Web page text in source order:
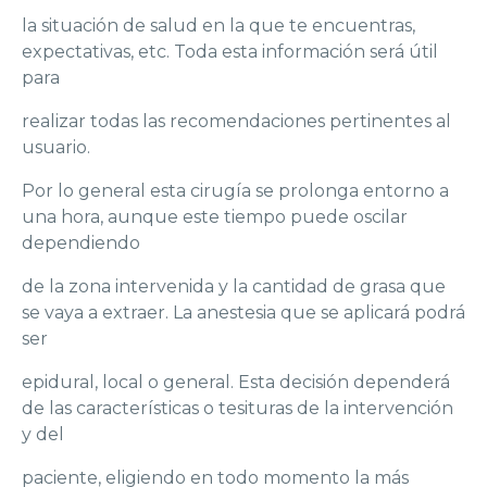
la situación de salud en la que te encuentras,
expectativas, etc. Toda esta información será útil
para
realizar todas las recomendaciones pertinentes al
usuario.
Por lo general esta cirugía se prolonga entorno a
una hora, aunque este tiempo puede oscilar
dependiendo
de la zona intervenida y la cantidad de grasa que
se vaya a extraer. La anestesia que se aplicará podrá
ser
epidural, local o general. Esta decisión dependerá
de las características o tesituras de la intervención
y del
paciente, eligiendo en todo momento la más